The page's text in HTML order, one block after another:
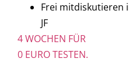
Frei mitdiskutieren
JF
4 WOCHEN FÜR
0 EURO TESTEN.